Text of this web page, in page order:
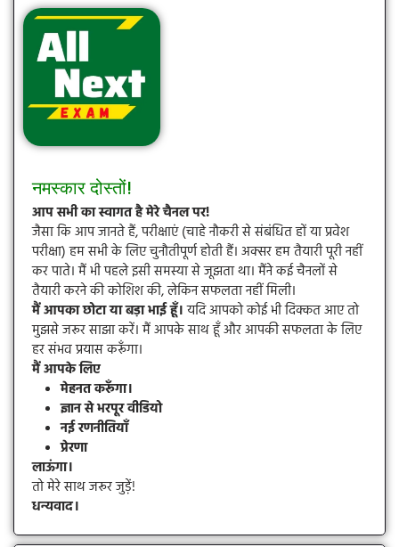
नमस्कार दोस्तों!
आप सभी का स्वागत है मेरे चैनल पर!
जैसा कि आप जानते हैं, परीक्षाएं (चाहे नौकरी से संबंधित हों या प्रवेश
परीक्षा) हम सभी के लिए चुनौतीपूर्ण होती हैं। अक्सर हम तैयारी पूरी नहीं
कर पाते। मैं भी पहले इसी समस्या से जूझता था। मैंने कई चैनलों से
तैयारी करने की कोशिश की, लेकिन सफलता नहीं मिली।
मैं आपका छोटा या बड़ा भाई हूँ।यदि आपको कोई भी दिक्कत आए तो
मुझसे जरूर साझा करें। मैं आपके साथ हूँ और आपकी सफलता के लिए
हर संभव प्रयास करूँगा।
मैं आपके लिए
मेहनत करूँगा।
ज्ञान से भरपूर वीडियो
नई रणनीतियाँ
प्रेरणा
लाऊंगा।
तो मेरे साथ जरूर जुड़ें!
धन्यवाद।